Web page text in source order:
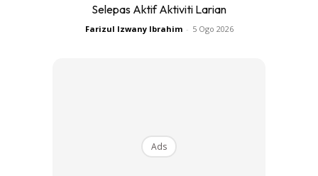
Sekiranya pada peringkat awal anda mengesyaki ada yang
Selepas Aktif Aktiviti Larian
Farizul Izwany Ibrahim - 5 Ogo 2026
Ads